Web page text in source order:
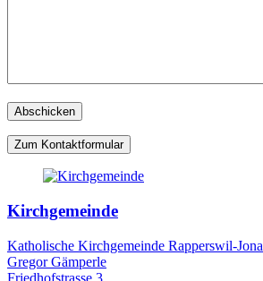
Zum Kontaktformular
Kirchgemeinde
Katholische Kirchgemeinde Rapperswil-Jona
Gregor Gämperle
Friedhofstrasse 3